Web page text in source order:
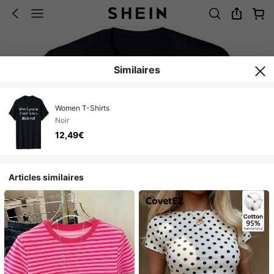
Similaires
Women T-Shirts
Noir
12,49€
Articles similaires